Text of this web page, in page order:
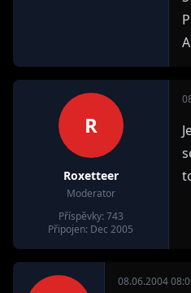
R
Roxetteer
Moderator
Příspěvky: 743
Připojen: Dec 2005
08.06.2004